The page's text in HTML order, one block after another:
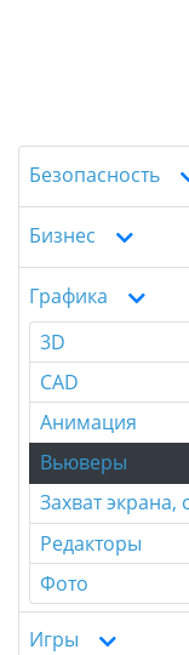
Безопасность
Бизнес
Графика
3D
CAD
Анимация
Вьюверы
Захват
Редакторы
Фото
Игры